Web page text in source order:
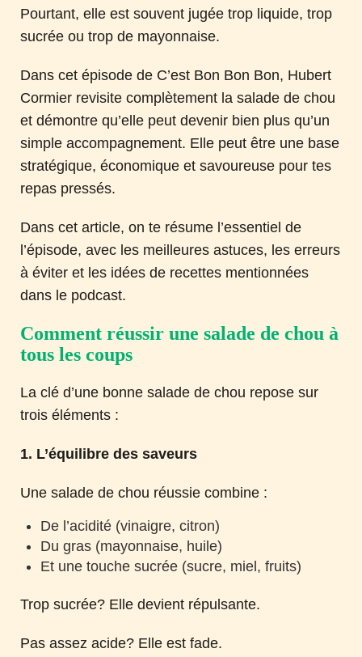
Pourtant, elle est souvent jugée trop liquide, trop
sucrée ou trop de mayonnaise.
Dans cet épisode de C’est Bon Bon Bon, Hubert
Cormier revisite complètement la salade de chou
et démontre qu’elle peut devenir bien plus qu’un
simple accompagnement. Elle peut être une base
stratégique, économique et savoureuse pour tes
repas pressés.
Dans cet article, on te résume l’essentiel de
l’épisode, avec les meilleures astuces, les erreurs
à éviter et les idées de recettes mentionnées
dans le podcast.
Comment réussir une salade de chou à
tous les coups
La clé d’une bonne salade de chou repose sur
trois éléments :
1. L’équilibre des saveurs
Une salade de chou réussie combine :
De l’acidité (vinaigre, citron)
Du gras (mayonnaise, huile)
Et une touche sucrée (sucre, miel, fruits)
Trop sucrée? Elle devient répulsante.
Pas assez acide? Elle est fade.